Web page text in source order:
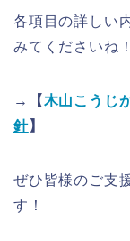
各項目の詳しい
みてくださいね！
→【木山こうじ
針】
ぜひ皆様のご支
す！